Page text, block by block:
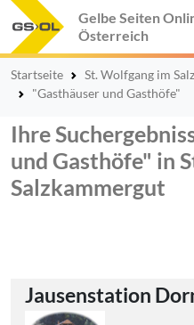
Gelbe Seiten
Österreich
Startseite
St. Wolfgang im
"Gasthäuser und Gasthöfe"
Ihre
und Gasthöfe" in
Salzkammergut
Jausenstation